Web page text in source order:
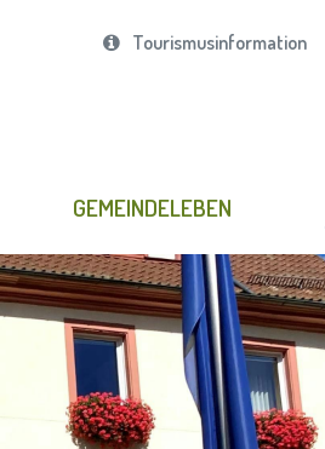
Tourismusinformation
GEMEINDELEBEN